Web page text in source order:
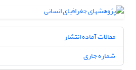
مقالات آماده انتشار
شماره جاری